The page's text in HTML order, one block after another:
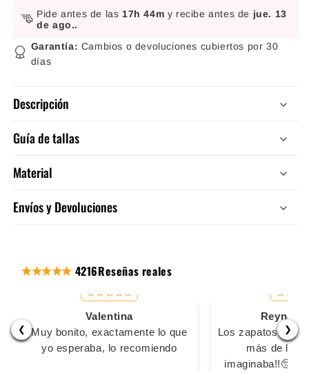
Pide antes de las 17h 44m y recibe antes de jue. 13
de ago..
Garantía: Cambios o devoluciones cubiertos por 30
días
Descripción
Guía de tallas
Material
Envíos y Devoluciones
4216Reseñas reales
❮ ❯
Valentina
Muy bonito, exactamente lo que
yo esperaba, lo recomiendo
Reyna
Los zapatos son
más de lo
imaginaba!!🥺🥺